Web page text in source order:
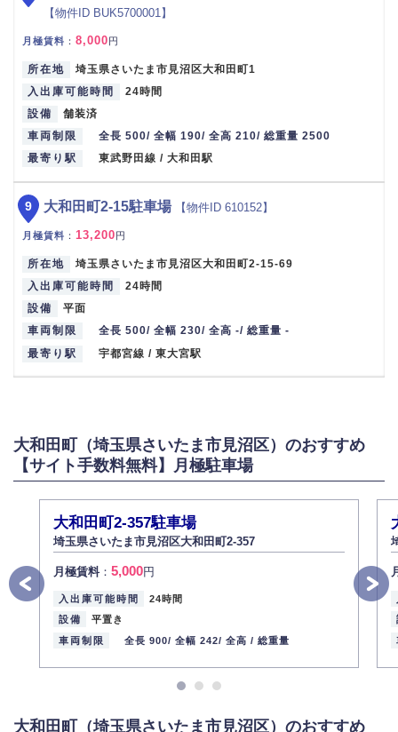
【物件ID BUK5700001】
月極賃料 ： 8,000 円
所在地
埼玉県さいたま市見沼区大和田町1
入出庫可能時間
24時間
設備
舗装済
車両制限
全長 500/ 全幅 190/ 全高 210/ 総重量 2500
最寄り駅
東武野田線 / 大和田駅
大和田町2-15駐車場 【物件ID 610152】
月極賃料 ： 13,200 円
所在地
埼玉県さいたま市見沼区大和田町2-15-69
入出庫可能時間
24時間
設備
平面
車両制限
全長 500/ 全幅 230/ 全高 -/ 総重量 -
最寄り駅
宇都宮線 / 東大宮駅
9
大和田町（埼玉県さいたま市見沼区）のおすすめ
【サイト手数料無料】月極駐車場
大和田町2-357駐車場
埼玉県さいたま市見沼区大和田町2-357
月極賃料： 5,000円
入出庫可能時間
24時間
設備
平置き
車両制限
全長 900/ 全幅 242/ 全高 / 総重量
大和田町（埼玉県さいたま市見沼区）のおすすめ